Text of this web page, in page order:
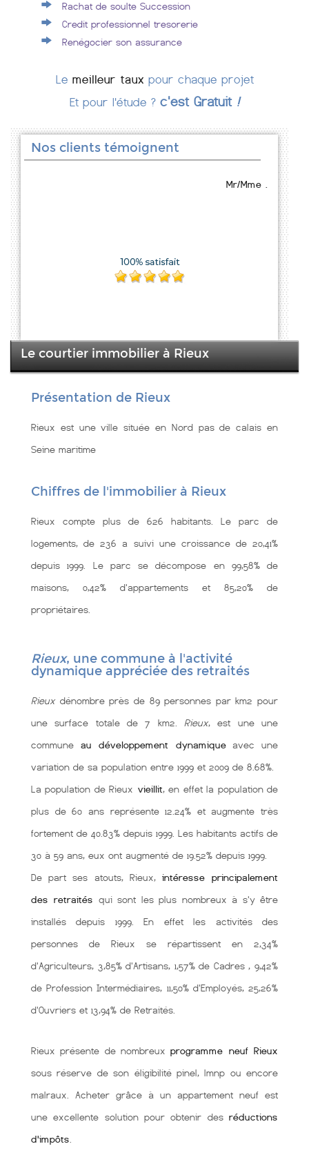
Rachat de soulte Succession
Credit professionnel tresorerie
Renégocier son assurance
Le meilleur taux pour chaque projet
Et pour l'étude ? c'est Gratuit !
Nos clients témoignent
Mr/Mme .
Le courtier immobilier à Rieux
Présentation de Rieux
Rieux est une ville située en Nord pas de calais en
Seine maritime
Chiffres de l'immobilier à Rieux
Rieux compte plus de 626 habitants. Le parc de
logements, de 236 a suivi une croissance de 20,41%
depuis 1999. Le parc se décompose en 99,58% de
maisons, 0,42% d'appartements et 85,20% de
propriétaires.
Rieux, une commune à l'activité
dynamique appréciée des retraités
Rieuxdénombre près de 89 personnes par km2 pour
une surface totale de 7 km2. Rieux, est une une
commune au développement dynamiqueavec une
variation de sa population entre 1999 et 2009 de 8.68%.
La population de Rieux vieillit, en effet la population de
plus de 60 ans représente 12.24% et augmente très
fortement de 40.83% depuis 1999. Les habitants actifs de
30 à 59 ans, eux ont augmenté de 19.52% depuis 1999.
De part ses atouts, Rieux, intéresse principalement
des retraités qui sont les plus nombreux à s'y être
installés depuis 1999. En effet les activités des
personnes de Rieux se répartissent en 2,34%
d'Agriculteurs, 3,85% d'Artisans, 1,57% de Cadres , 9,42%
de Profession Intermédiaires, 11,50% d'Employés, 25,26%
d'Ouvriers et 13,94% de Retraités.
Rieux présente de nombreuxprogramme neuf Rieux
sous réserve de son éligibilité pinel, lmnp ou encore
malraux. Acheter grâce à un appartement neuf est
une excellente solution pour obtenir des réductions
d'impôts